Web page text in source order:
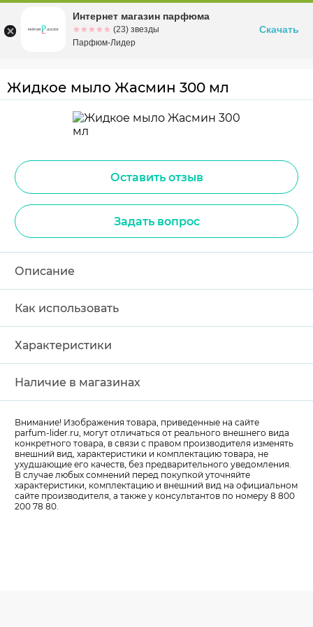
Омскул. Заозерная, 11, к. 1
Жидкое мыло Жасмин 300 мл
Оставить отзыв
Задать вопрос
Описание
Как использовать
Характеристики
Наличие в магазинах
Внимание! Изображения товара, приведенные на сайте
parfum-lider.ru, могут отличаться от реального внешнего вида
конкретного товара, в связи с правом производителя изменять
внешний вид, характеристики и комплектацию товара, не
ухудшающие его качеств, без предварительного уведомления.
В случае любых сомнений перед покупкой уточняйте
характеристики, комплектацию и внешний вид на официальном
сайте производителя, а также у консультантов по номеру 8 800
200 78 80.
Интернет магазин парфюма
☆☆☆☆☆
★★★★★ (23) звезды
Парфюм-Лидер
Скачать